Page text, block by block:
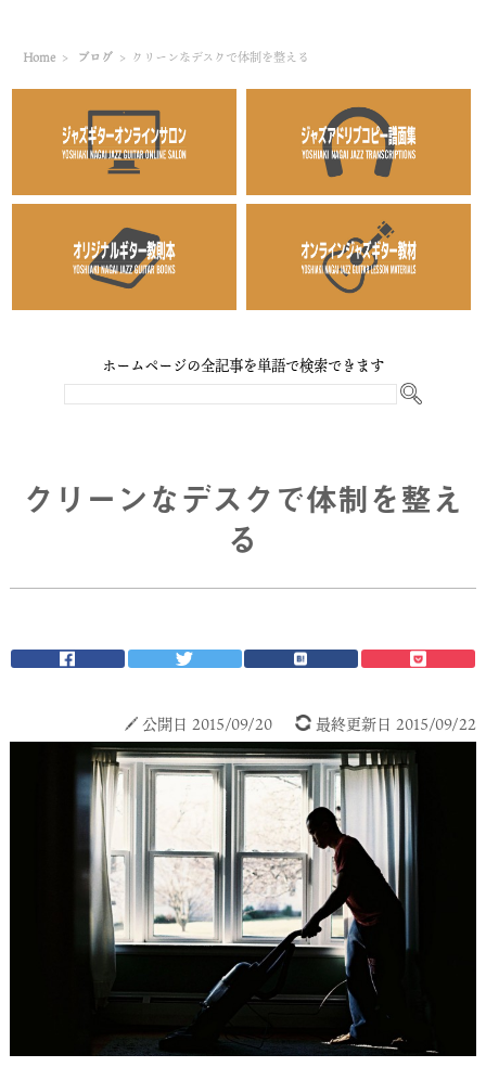
Home > ブログ > クリーンなデスクで体制を整える
ホームページの全記事を単語で検索できます
クリーンなデスクで体制を整え
る
公開日 2015/09/20 最終更新日 2015/09/22